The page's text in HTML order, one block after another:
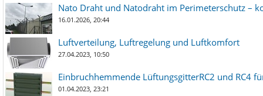
Nato Draht und Natodraht im Perimeterschutz –
16.01.2026, 20:44
Luftverteilung, Luftregelung und Luftkomfort
27.04.2023, 10:50
Einbruchhemmende LüftungsgitterRC2 und RC4
01.04.2023, 23:21